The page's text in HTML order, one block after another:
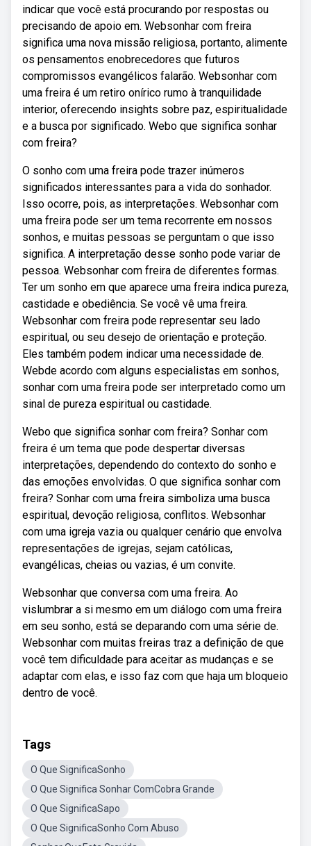
indicar que você está procurando por respostas ou
precisando de apoio em. Websonhar com freira
significa uma nova missão religiosa, portanto, alimente
os pensamentos enobrecedores que futuros
compromissos evangélicos falarão. Websonhar com
uma freira é um retiro onírico rumo à tranquilidade
interior, oferecendo insights sobre paz, espiritualidade
e a busca por significado. Webo que significa sonhar
com freira?
O sonho com uma freira pode trazer inúmeros
significados interessantes para a vida do sonhador.
Isso ocorre, pois, as interpretações. Websonhar com
uma freira pode ser um tema recorrente em nossos
sonhos, e muitas pessoas se perguntam o que isso
significa. A interpretação desse sonho pode variar de
pessoa. Websonhar com freira de diferentes formas.
Ter um sonho em que aparece uma freira indica pureza,
castidade e obediência. Se você vê uma freira.
Websonhar com freira pode representar seu lado
espiritual, ou seu desejo de orientação e proteção.
Eles também podem indicar uma necessidade de.
Webde acordo com alguns especialistas em sonhos,
sonhar com uma freira pode ser interpretado como um
sinal de pureza espiritual ou castidade.
Webo que significa sonhar com freira? Sonhar com
freira é um tema que pode despertar diversas
interpretações, dependendo do contexto do sonho e
das emoções envolvidas. O que significa sonhar com
freira? Sonhar com uma freira simboliza uma busca
espiritual, devoção religiosa, conflitos. Websonhar
com uma igreja vazia ou qualquer cenário que envolva
representações de igrejas, sejam católicas,
evangélicas, cheias ou vazias, é um convite.
Websonhar que conversa com uma freira. Ao
vislumbrar a si mesmo em um diálogo com uma freira
em seu sonho, está se deparando com uma série de.
Websonhar com muitas freiras traz a definição de que
você tem dificuldade para aceitar as mudanças e se
adaptar com elas, e isso faz com que haja um bloqueio
dentro de você.
Tags
O Que SignificaSonho
O Que Significa Sonhar ComCobra Grande
O Que SignificaSapo
O Que SignificaSonho Com Abuso